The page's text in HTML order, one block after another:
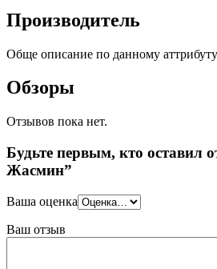
Производитель
Обще описание по данному аттрибуту
Обзоры
Отзывов пока нет.
Будьте первым, кто оставил
Жасмин”
Ваша оценка
Ваш отзыв